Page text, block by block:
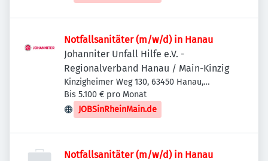
Notfallsanitäter (m/w/d) in Hanau
Johanniter Unfall Hilfe e.V. -
Regionalverband Hanau / Main-Kinzig
Kinzigheimer Weg 130, 63450 Hanau,
Deutschland
Bis 5.100 € pro Monat
JOBSinRheinMain.de
Notfallsanitäter (m/w/d) in Hanau